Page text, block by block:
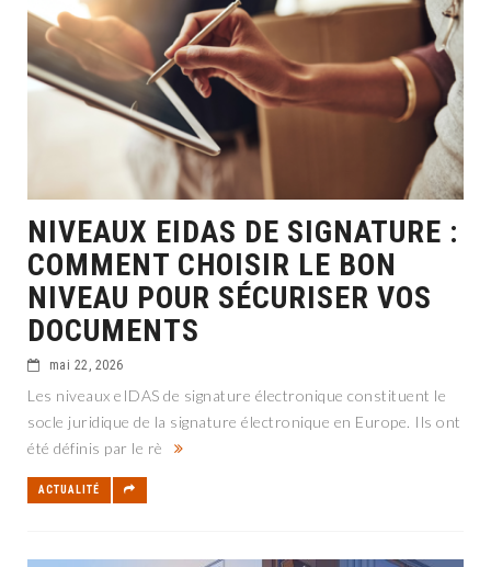
NIVEAUX EIDAS DE SIGNATURE :
COMMENT CHOISIR LE BON
NIVEAU POUR SÉCURISER VOS
DOCUMENTS
mai 22, 2026
Les niveaux eIDAS de signature électronique constituent le
socle juridique de la signature électronique en Europe. Ils ont
été définis par le rè
ACTUALITÉ